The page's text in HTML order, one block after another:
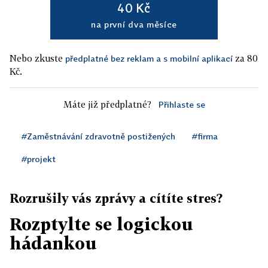
40 Kč
na první dva měsíce
Nebo zkuste předplatné bez reklam a s mobilní aplikací za 80
Kč.
Máte již předplatné? Přihlaste se
#Zaměstnávání zdravotně postižených #firma
#projekt
Rozrušily vás zprávy a cítíte stres?
Rozptylte se logickou
hádankou